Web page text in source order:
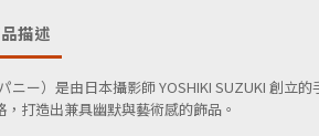
描述
ニー）是由日本攝影師 YOSHIKI SUZUKI 創立
打造出兼具幽默與藝術感的飾品。